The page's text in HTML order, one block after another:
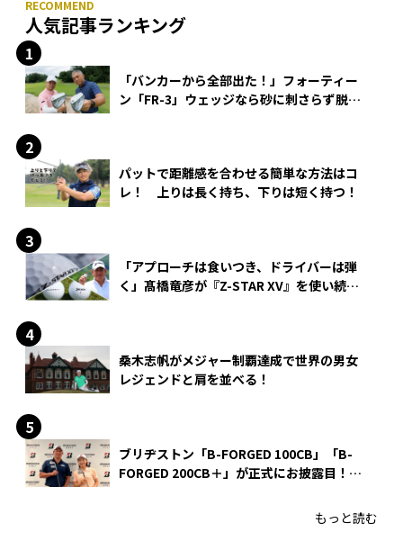
人気記事ランキング
「バンカーから全部出た！」フォーティー
ン「FR-3」ウェッジなら砂に刺さらず脱出
パットで距離感を合わせる簡単な方法はコ
レ！ 上りは長く持ち、下りは短く持つ！
「アプローチは食いつき、ドライバーは弾
く」髙橋竜彦が『Z-STAR XV』を使い続け
桑木志帆がメジャー制覇達成で世界の男女
レジェンドと肩を並べる！
ブリヂストン「B-FORGED 100CB」「B-
FORGED 200CB＋」が正式にお披露目！
もっと読む